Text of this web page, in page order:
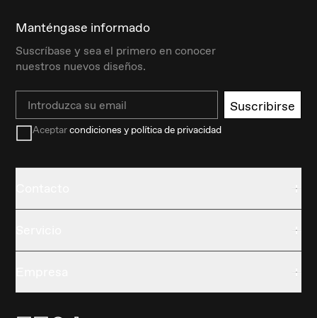
Manténgase informado
Suscríbase y sea el primero en conocer
nuestros nuevos diseños.
Email Suscribirse
Aceptarcondiciones y política de privacidad